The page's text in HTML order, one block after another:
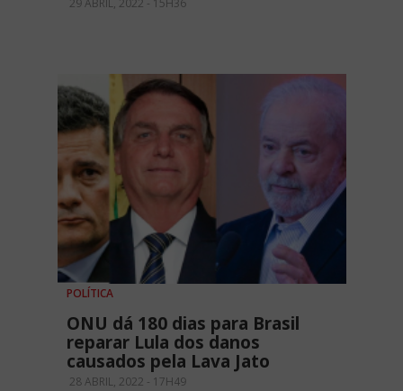
POLÍTICA
ONU dá 180 dias para Brasil
reparar Lula dos danos
causados pela Lava Jato
28 ABRIL, 2022 - 17H49